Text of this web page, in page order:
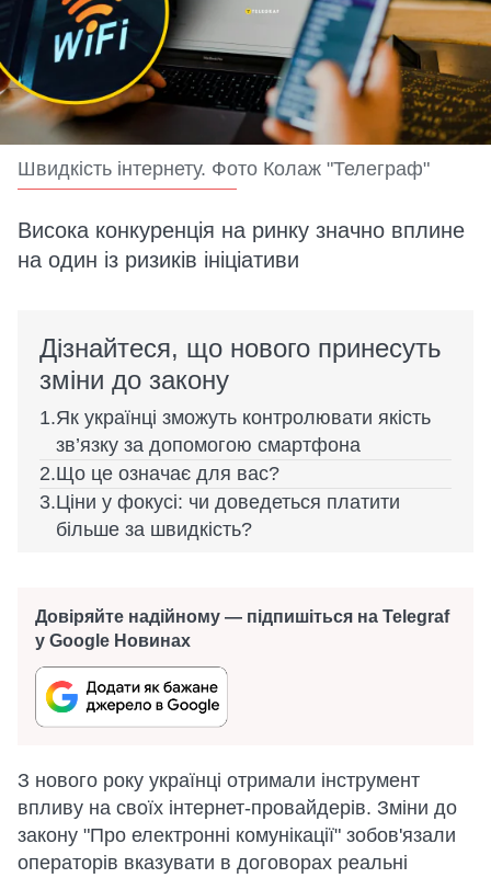
Швидкість інтернету. Фото Колаж "Телеграф"
Висока конкуренція на ринку значно вплине
на один із ризиків ініціативи
Дізнайтеся, що нового принесуть
зміни до закону
Як українці зможуть контролювати якість
зв’язку за допомогою смартфона
Що це означає для вас?
Ціни у фокусі: чи доведеться платити
більше за швидкість?
Довіряйте надійному — підпишіться на Telegraf
у Google Новинах
З нового року українці отримали інструмент
впливу на своїх інтернет-провайдерів. Зміни до
закону "Про електронні комунікації" зобов'язали
операторів вказувати в договорах реальні